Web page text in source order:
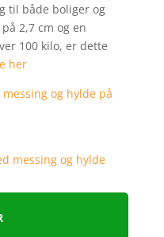
til både boliger og
2,7 cm og en
100 kilo, er dette
her